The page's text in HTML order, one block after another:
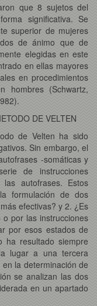
que 8 sujetos del
significativa. Se
superior de mujeres
de ánimo que de
elegidas en este
en ellas mayores
en procedimientos
hombres (Schwartz,
DE VELTEN
de Velten ha sido
Sin embargo, el
-somáticas y
de instrucciones
autofrases. Estos
formulación de dos
efectivas? y 2. ¿Es
por las instrucciones
por esos estados de
ha resultado siempre
lugar a una tercera
la determinación de
se analizan las dos
en un apartado